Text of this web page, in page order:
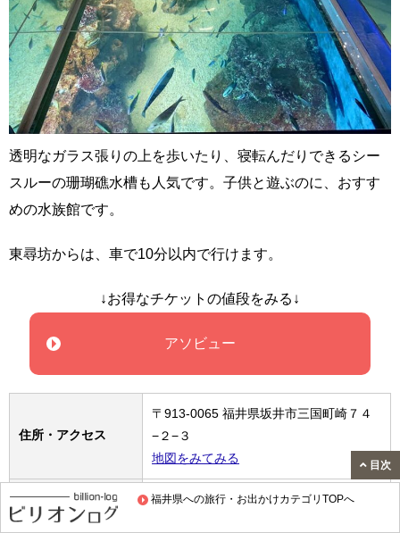
福井県への旅行・お出かけカテゴリTOPへ
透明なガラス張りの上を歩いたり、寝転んだりできるシー
スルーの珊瑚礁水槽も人気です。子供と遊ぶのに、おすす
めの水族館です。
東尋坊からは、車で10分以内で行けます。
↓お得なチケットの値段をみる↓
アソビュー
住所・アクセス
〒913-0065 福井県坂井市三国町崎７４
−２−３
地図をみてみる
営業時間・定休日・
料金
公式サイトをみてみる
目次